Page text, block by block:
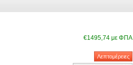
€1495,74 με ΦΠΑ